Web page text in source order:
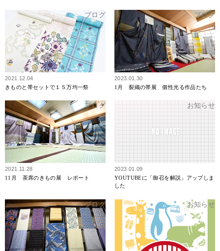
ブログ
2021.12.04
きものと帯セットで１５万均一祭
ブログ
2023.01.30
1月 裂織の帯展 個性光る作品たち
ブログ
2021.11.28
11月 茶席のきもの展 レポート
お知らせ
2023.01.09
YOUTUBEに「御召を解説」アップしま
した
ブログ お知らせ